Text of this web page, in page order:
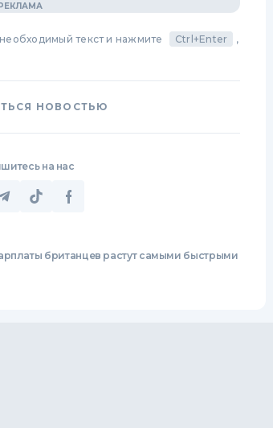
текст и нажмите Ctrl+Enter
,
НОВОСТЬЮ
на нас
британцев растут самыми быстрыми